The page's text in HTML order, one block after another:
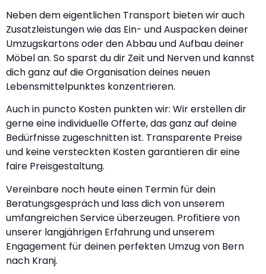
Neben dem eigentlichen Transport bieten wir auch
Zusatzleistungen wie das Ein- und Auspacken deiner
Umzugskartons oder den Abbau und Aufbau deiner
Möbel an. So sparst du dir Zeit und Nerven und kannst
dich ganz auf die Organisation deines neuen
Lebensmittelpunktes konzentrieren.
Auch in puncto Kosten punkten wir: Wir erstellen dir
gerne eine individuelle Offerte, das ganz auf deine
Bedürfnisse zugeschnitten ist. Transparente Preise
und keine versteckten Kosten garantieren dir eine
faire Preisgestaltung.
Vereinbare noch heute einen Termin für dein
Beratungsgespräch und lass dich von unserem
umfangreichen Service überzeugen. Profitiere von
unserer langjährigen Erfahrung und unserem
Engagement für deinen perfekten Umzug von Bern
nach Kranj.